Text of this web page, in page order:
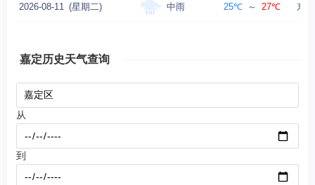
2026-08-11 (星期二) 中雨 25℃ ～ 27℃ 东
嘉定历史天气查询
从
到